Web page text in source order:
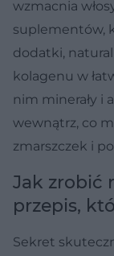
wzmacnia
suplementów,
dodatki,
kolagenu w
nim minerały i
wewnątrz, co
zmarszczek i
Jak zrobić
przepis,
Sekret